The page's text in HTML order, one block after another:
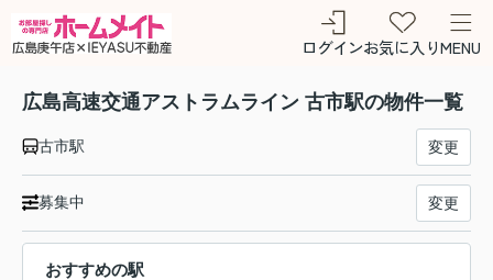
ログインお気に入りMENU
広島高速交通アストラムライン 古市駅の物件一覧
古市駅 変更
募集中 変更
おすすめの駅